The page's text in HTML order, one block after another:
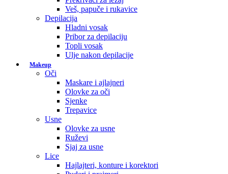
Veš, papuče i rukavice
Depilacija
Hladni vosak
Pribor za depilaciju
Topli vosak
Ulje nakon depilacije
Makeup
Oči
Maskare i ajlajneri
Olovke za oči
Sjenke
Trepavice
Usne
Olovke za usne
Ruževi
Sjaj za usne
Lice
Hajlajteri, konture i korektori